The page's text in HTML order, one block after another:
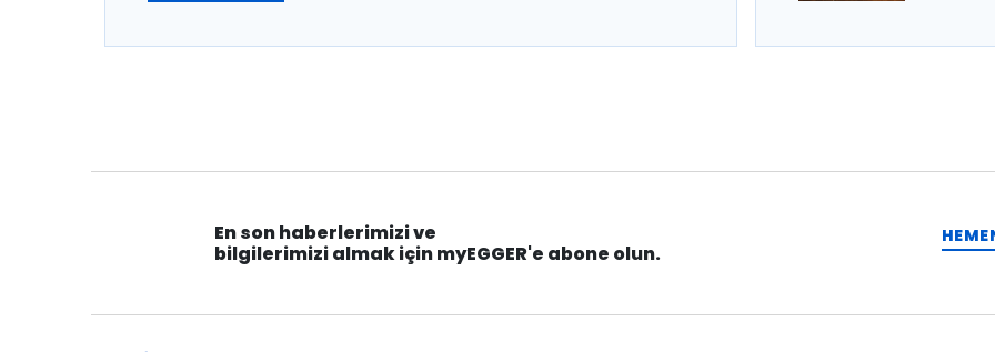
En son haberlerimizi ve
bilgilerimizi almak için myEGGER'e abone olun.